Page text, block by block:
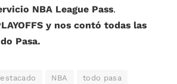
NBA League Pass.
y nos contó todas las
Pasa.
NBA todo pasa